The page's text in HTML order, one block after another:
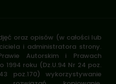
oraz opisów (w całości lub
i administratora strony.
Autorskim i Prawach
roku (Dz.U.94 Nr 24 poz.
poz.170) wykorzystywanie